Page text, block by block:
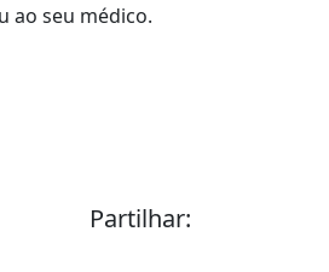
ao seu médico.
Partilhar: